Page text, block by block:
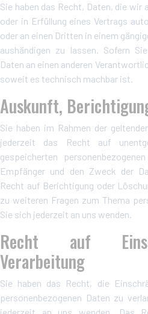
Sie haben das Recht, Daten, die wir
oder in Erfüllung eines Vertrags
oder an einen Dritten in einem
aushändigen zu lassen. Sofern
Daten an einen anderen
soweit es technisch machbar ist.
Auskunft,
Sie haben im Rahmen der
jederzeit das Recht auf
gespeicherten
Empfänger und den Zweck der
Recht auf Berichtigung oder
zu weiteren Fragen zum Thema
Sie sich jederzeit an uns wenden.
Recht auf
Verarbeitung
Sie haben das Recht, die
personenbezogenen Daten zu